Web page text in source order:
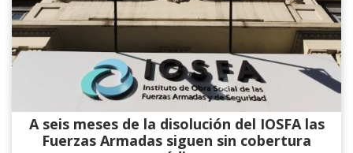
A seis meses de la disolución del IOSFA las
Fuerzas Armadas siguen sin cobertura